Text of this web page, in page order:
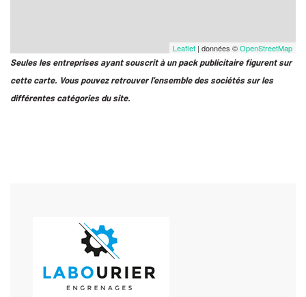
Leaflet | données ©OpenStreetMap
Seules les entreprises ayant souscrit à un pack publicitaire figurent sur
cette carte. Vous pouvez retrouver l’ensemble des sociétés sur les
différentes catégories du site.